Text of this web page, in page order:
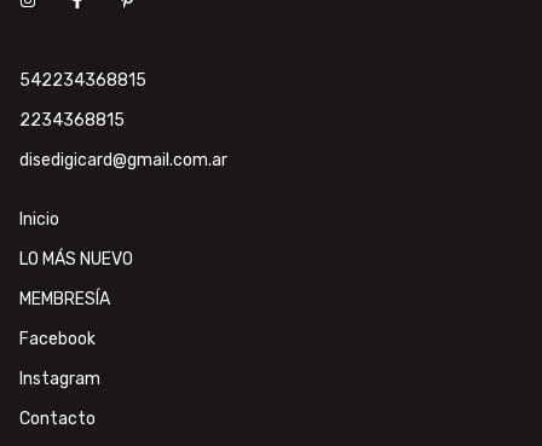
542234368815
2234368815
disedigicard@gmail.com.ar
Inicio
LO MÁS NUEVO
MEMBRESÍA
Facebook
Instagram
Contacto